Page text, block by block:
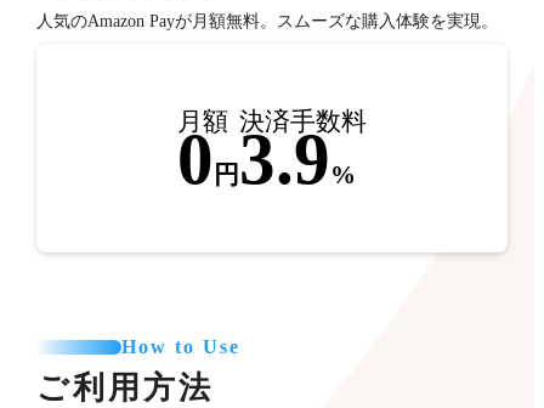
人気のAmazon Payが月額無料。スムーズな購入体験を実現。
月額
0円
決済手数料
3.9%
How to Use
ご利用方法